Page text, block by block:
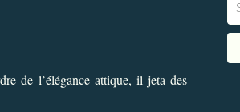
de l’élégance attique, il jeta des